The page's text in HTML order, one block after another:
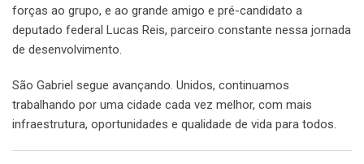
forças ao grupo, e ao grande amigo e pré-candidato a
deputado federal Lucas Reis, parceiro constante nessa jornada
de desenvolvimento.
São Gabriel segue avançando. Unidos, continuamos
trabalhando por uma cidade cada vez melhor, com mais
infraestrutura, oportunidades e qualidade de vida para todos.